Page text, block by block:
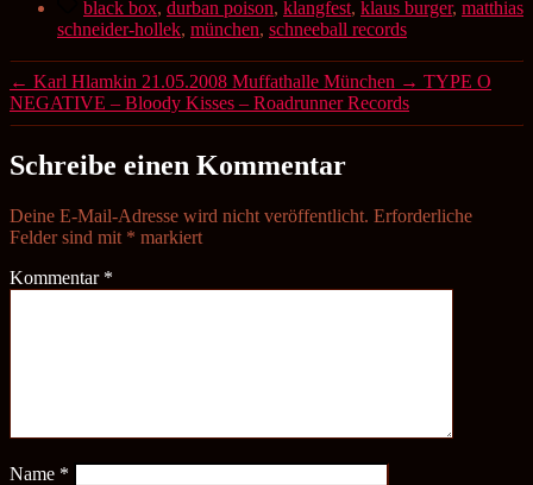
black box, durban poison, klangfest, klaus burger, matthias
schneider-hollek, münchen, schneeball records
← Karl Hlamkin 21.05.2008 Muffathalle München → TYPE O
NEGATIVE – Bloody Kisses – Roadrunner Records
Schreibe einen Kommentar
Deine E-Mail-Adresse wird nicht veröffentlicht. Erforderliche
Felder sind mit * markiert
Kommentar *
Name *